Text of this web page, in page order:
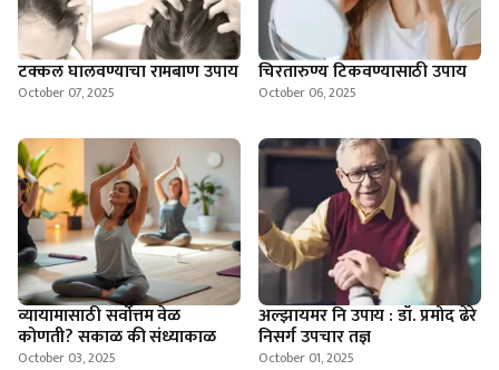
टक्कल घालवण्याचा रामबाण उपाय
October 07, 2025
चिरतारुण्य ‍टिकवण्यासाठी उपाय
October 06, 2025
व्यायामासाठी सर्वोत्तम वेळ
कोणती? सकाळ की संध्याकाळ
October 03, 2025
अल्झायमर नि उपाय : डॉ. प्रमोद ढेरे
निसर्ग उपचार तज्ञ
October 01, 2025